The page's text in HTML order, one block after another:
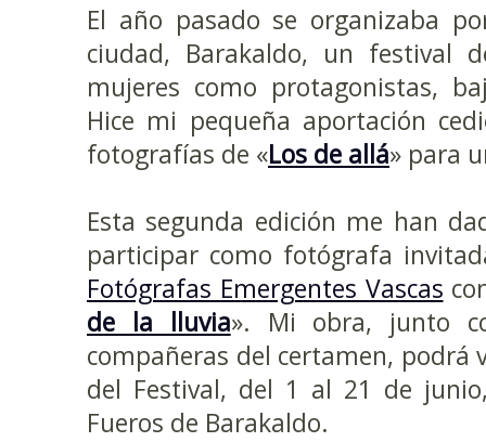
El año pasado se organizaba
ciudad, Barakaldo, un festival
mujeres como protagonistas,
Hice mi pequeña aportación
fotografías de «Los de allá» para
Esta segunda edición me han
participar como fotógrafa
Fotógrafas Emergentes Vascas
de la lluvia». Mi obra, junto
compañeras del certamen, podrá
del Festival, del 1 al 21 de
Fueros de Barakaldo.